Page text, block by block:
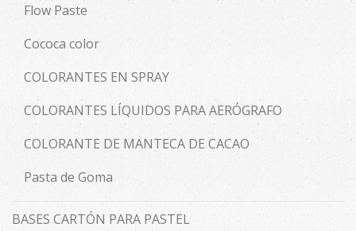
Flow Paste
Cococa color
COLORANTES EN SPRAY
COLORANTES LÍQUIDOS PARA AERÓGRAFO
COLORANTE DE MANTECA DE CACAO
Pasta de Goma
BASES CARTÓN PARA PASTEL